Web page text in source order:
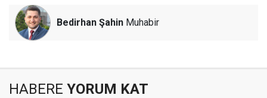
Bedirhan Şahin Muhabir
HABERE YORUM KAT